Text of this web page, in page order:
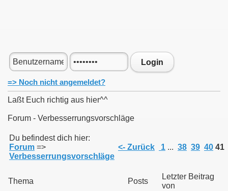
Login
=> Noch nicht angemeldet?
Laßt Euch richtig aus hier^^
Forum - Verbesserrungsvorschläge
Du befindest dich hier:
Forum =>
Verbesserrungsvorschläge
<- Zurück 1 ... 38 39 40 41
Thema Posts
Letzter Beitrag
von